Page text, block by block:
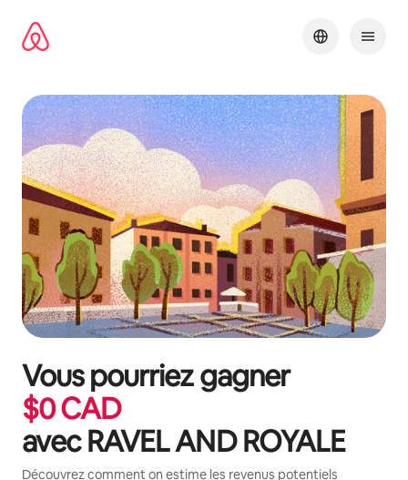
directement
Vous pourriez gagner
$0CAD
avecRAVEL AND ROYALE
Découvrez comment on estime les revenus potentiels